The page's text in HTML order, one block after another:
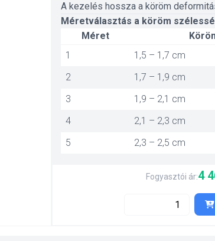
A kezelés hossza a köröm
Méretválasztás a köröm
Méret
1
1,5 – 1,7 cm
2
1,7 – 1,9 cm
3
1,9 – 2,1 cm
4
2,1 – 2,3 cm
5
2,3 – 2,5 cm
Fogyasztói ár:4